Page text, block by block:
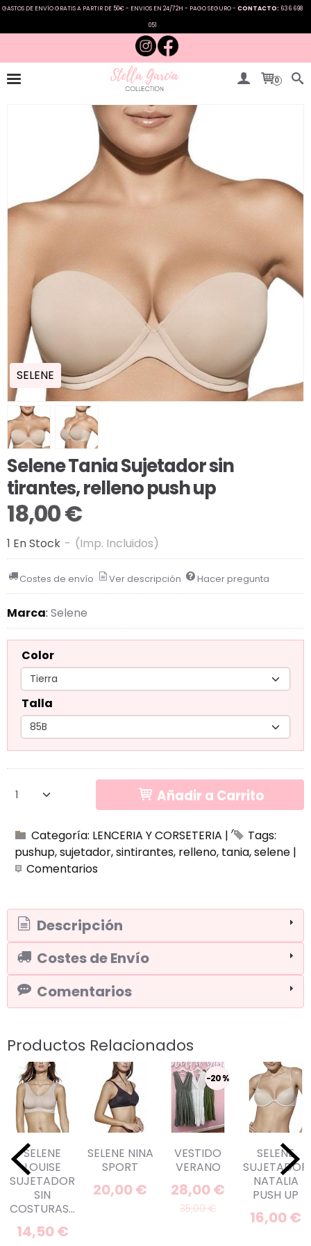
GASTOS DE ENVÍO GRATIS A PARTIR DE 50€ - ENVIOS EN 24/72H - PAGO SEGURO - CONTACTO: 636 698
051
0
SELENE
Selene Tania Sujetador sin
tirantes, relleno push up
18,00 €
1 En Stock - (Imp. Incluidos)
Costes de envío Ver descripción Hacer pregunta
Marca: Selene
Color
Talla
Añadir a Carrito
Categoría: LENCERIA Y CORSETERIA |
Tags:
pushup sujetador sintirantes relleno tania selene |
Comentarios
Descripción
Costes de Envío
Comentarios
Productos Relacionados
SELENE
LOUISE
SUJETADOR
SIN
COSTURAS...
14,50 €
SELENE NINA
SPORT
20,00 €
-20 %
VESTIDO
VERANO
28,00 €
35,00 €
SELENE
SUJETADOR
NATALIA
PUSH UP
16,00 €